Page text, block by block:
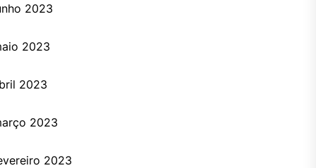
2023
2023
2023
2023
2023